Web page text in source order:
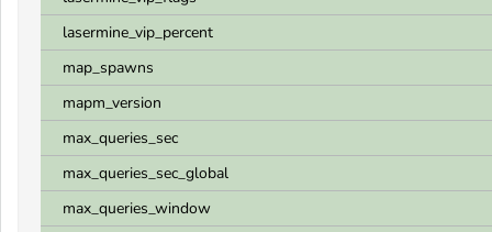
lasermine_vip_percent
map_spawns
mapm_version
max_queries_sec
max_queries_sec_global
max_queries_window